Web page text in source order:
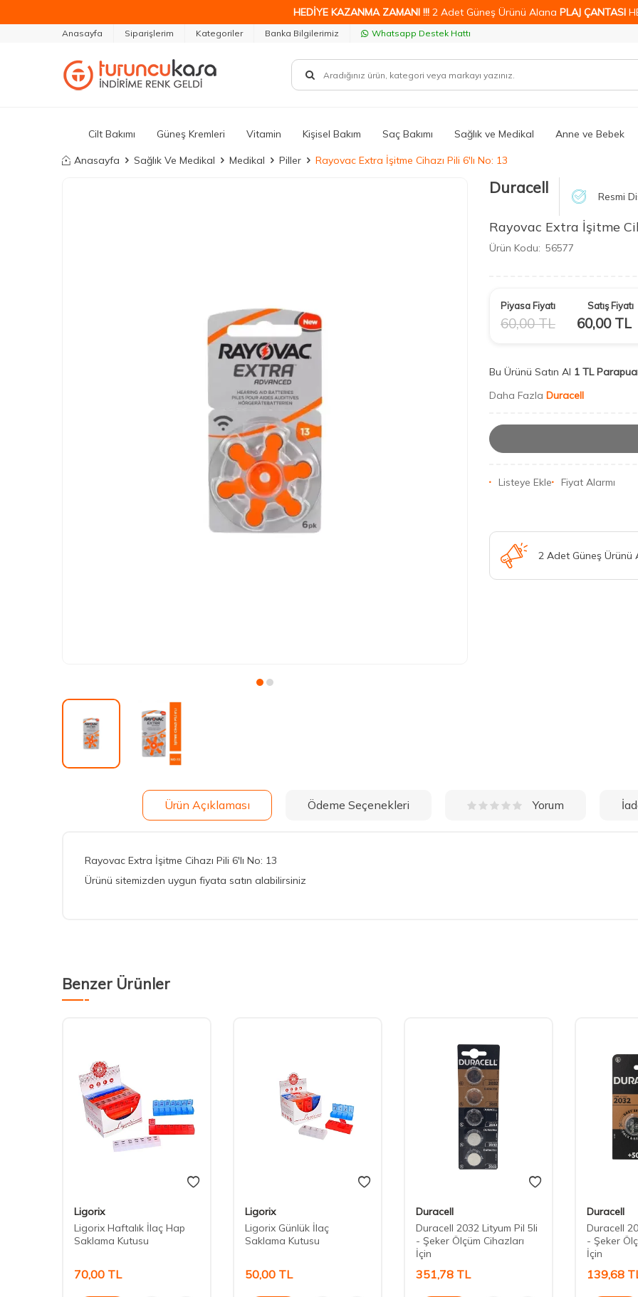
HEDİYE KAZANMA ZAMANI !!! 2 Adet Güneş Ürünü Alana PLAJ ÇANTASI
Anasayfa Siparişlerim Kategoriler Banka Bilgilerimiz Whatsapp Destek Hattı
Cilt Bakımı Güneş Kremleri Vitamin Kişisel Bakım Saç Bakımı Sağlık ve Medikal Anne ve Bebek
Anasayfa Sağlık Ve Medikal Medikal Piller Rayovac Extra İşitme Cihazı Pili 6'lı No: 13
Duracell Resmi
Rayovac Extra İşitme
Ürün Kodu: 56577
Piyasa Fiyatı
60,00TL
Satış Fiyatı
60,00TL
Bu Ürünü Satın Al 1 TL
Daha Fazla Duracell
Listeye Ekle Fiyat Alarmı
2 Adet Güneş Ürünü
Ürün Açıklaması Ödeme Seçenekleri Yorum
Rayovac Extra İşitme Cihazı Pili 6'lı No: 13
Ürünü sitemizden uygun fiyata satın alabilirsiniz
Benzer Ürünler
Ligorix
Ligorix Haftalık İlaç Hap
Saklama Kutusu
70,00 TL
Ligorix
Ligorix Günlük İlaç
Saklama Kutusu
50,00 TL
Duracell
Duracell 2032 Lityum Pil 5li
- Şeker Ölçüm Cihazları
İçin
351,78 TL
Duracell
Duracell
- Şeker
İçin
139,68